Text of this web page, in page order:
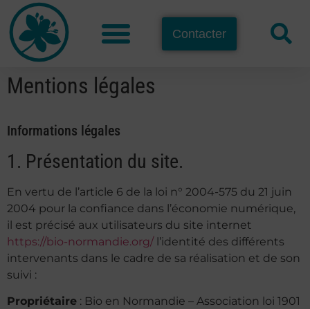
Contacter
Mentions légales
Informations légales
1. Présentation du site.
En vertu de l’article 6 de la loi n° 2004-575 du 21 juin
2004 pour la confiance dans l’économie numérique,
il est précisé aux utilisateurs du site internet
https://bio-normandie.org/l’identité des différents
intervenants dans le cadre de sa réalisation et de son
suivi :
Propriétaire : Bio en Normandie – Association loi 1901